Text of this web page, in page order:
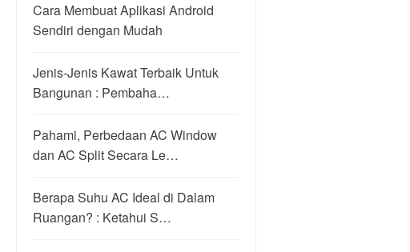
Cara Membuat Aplikasi Android
Sendiri dengan Mudah
Jenis-Jenis Kawat Terbaik Untuk
Bangunan : Pembaha…
Pahami, Perbedaan AC Window
dan AC Split Secara Le…
Berapa Suhu AC Ideal di Dalam
Ruangan? : Ketahui S…